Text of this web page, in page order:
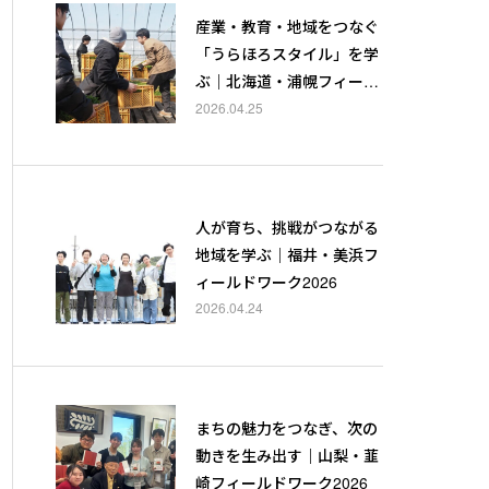
産業・教育・地域をつなぐ
「うらほろスタイル」を学
ぶ｜北海道・浦幌フィール
ドワーク2026
2026.04.25
人が育ち、挑戦がつながる
地域を学ぶ｜福井・美浜フ
ィールドワーク2026
2026.04.24
まちの魅力をつなぎ、次の
動きを生み出す｜山梨・韮
崎フィールドワーク2026